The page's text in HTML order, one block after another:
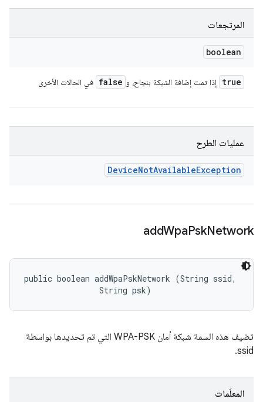
المرتجعات
boolean
true إذا تمت إضافة الشبكة بنجاح، و false في الحالات الأخرى
عمليات الطرح
DeviceNotAvailableException
addWpaPskNetwork
public boolean addWpaPskNetwork (String ssid,
                String psk)
تضيف هذه السمة شبكة أمان WPA-PSK التي تم تحديدها بواسطة
ssid.
المعلَمات